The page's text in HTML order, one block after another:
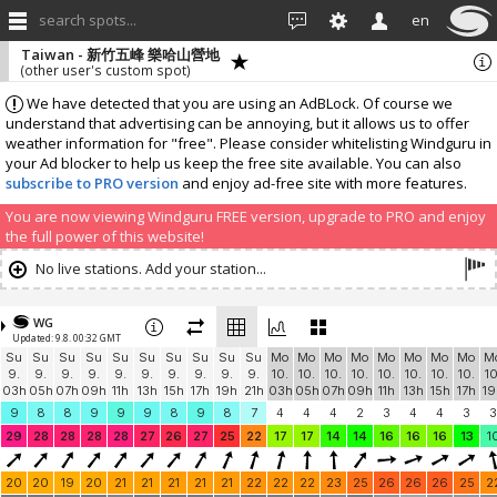
search spots... en
We have detected that you are using an AdBLock. Of course we
understand that advertising can be annoying, but it allows us to offer
weather information for "free". Please consider whitelisting Windguru in
your Ad blocker to help us keep the free site available. You can also
subscribe to PRO version and enjoy ad-free site with more features.
You are now viewing Windguru FREE version, upgrade to PRO and enjoy
the full power of this website!
Taiwan - 新竹五峰 樂哈山營地
(other user's custom spot)
No live stations. Add your station...
WG
Updated: 9.8. 00:32 GMT
Su
9.
03h
Su
9.
05h
Su
9.
07h
Su
9.
09h
Su
9.
11h
Su
9.
13h
Su
9.
15h
Su
9.
17h
Su
9.
19h
Su
9.
21h
Mo
10.
03h
Mo
10.
05h
Mo
10.
07h
Mo
10.
09h
Mo
10.
11h
Mo
10.
13h
Mo
10.
15h
Mo
10.
17h
9
8 8 9 9 9 8 9 8 7 4 4 4 2 3 4 4 3
3
29
28 28 28 28 27 26 27 25 22 17 17 14 14 16 16 16 13
20 20 19 20 21 21 21 21 21 22 22 22 23 25 26 26 26 25